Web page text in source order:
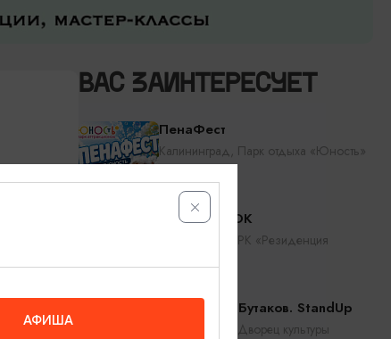
ВАС ЗАИНТЕРЕСУЕТ
ПенаФест
Калининград, Парк отдыха «Юность»
RADIO TAPOK
Калининград, РК «Резиденция
Константин Бутаков. StandUp
Калининград, Дворец культуры
АФИША